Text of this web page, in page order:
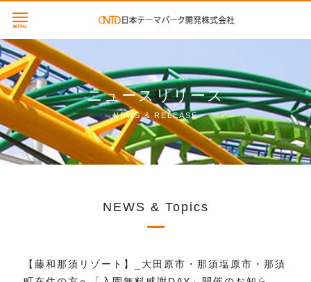
ニュースリリース
NEWS & RELEASE
NEWS & Topics
【藤和那須リゾート】_大田原市・那須塩原市・那須